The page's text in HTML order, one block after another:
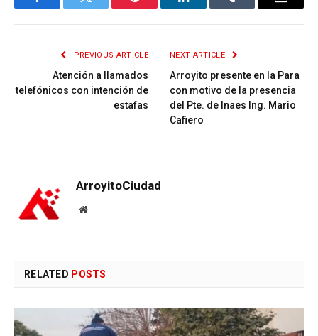
FacebookTwitter Pinterest LinkedInTumblr Email
PREVIOUS ARTICLE
Atención a llamados
telefónicos con intención de
estafas
NEXT ARTICLE
Arroyito presente en la Para
con motivo de la presencia
del Pte. de Inaes Ing. Mario
Cafiero
ArroyitoCiudad
Website
RELATED POSTS